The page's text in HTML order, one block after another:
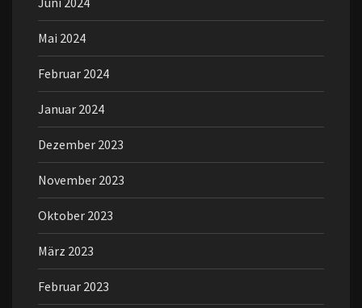
Mai 2024
Februar 2024
Januar 2024
Dezember 2023
November 2023
Oktober 2023
März 2023
Februar 2023